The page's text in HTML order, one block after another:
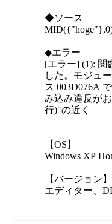
◆ソース
◆エラー
[エラー] (1): 関
した。モジュ
ス 003D076A
み込み違反が
行)"の近く
【OS】
Windows XP
【バージョン】
エディター、